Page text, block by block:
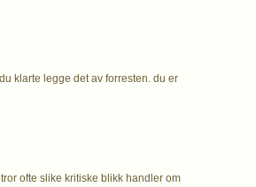
klarte legge det av forresten. du er
ofte slike kritiske blikk handler om